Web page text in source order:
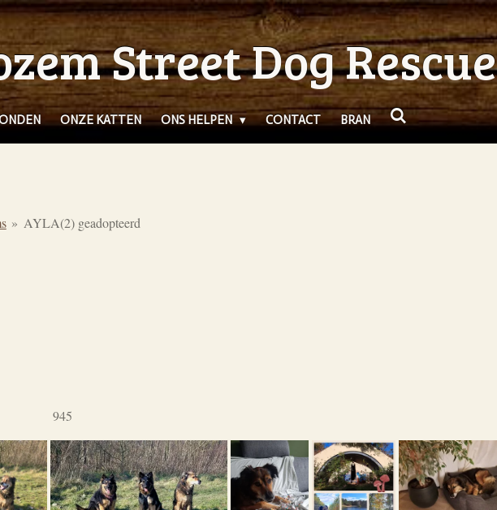
Street Dog Rescue
ONZE KATTEN ONS HELPEN CONTACT BRAN
» AYLA(2) geadopteerd
945